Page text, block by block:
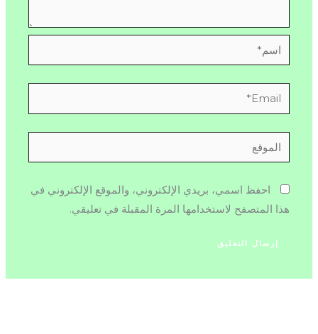
اسم*
Email*
الموقع
احفظ اسمي، بريدي الإلكتروني، والموقع الإلكتروني في
هذا المتصفح لاستخدامها المرة المقبلة في تعليقي.